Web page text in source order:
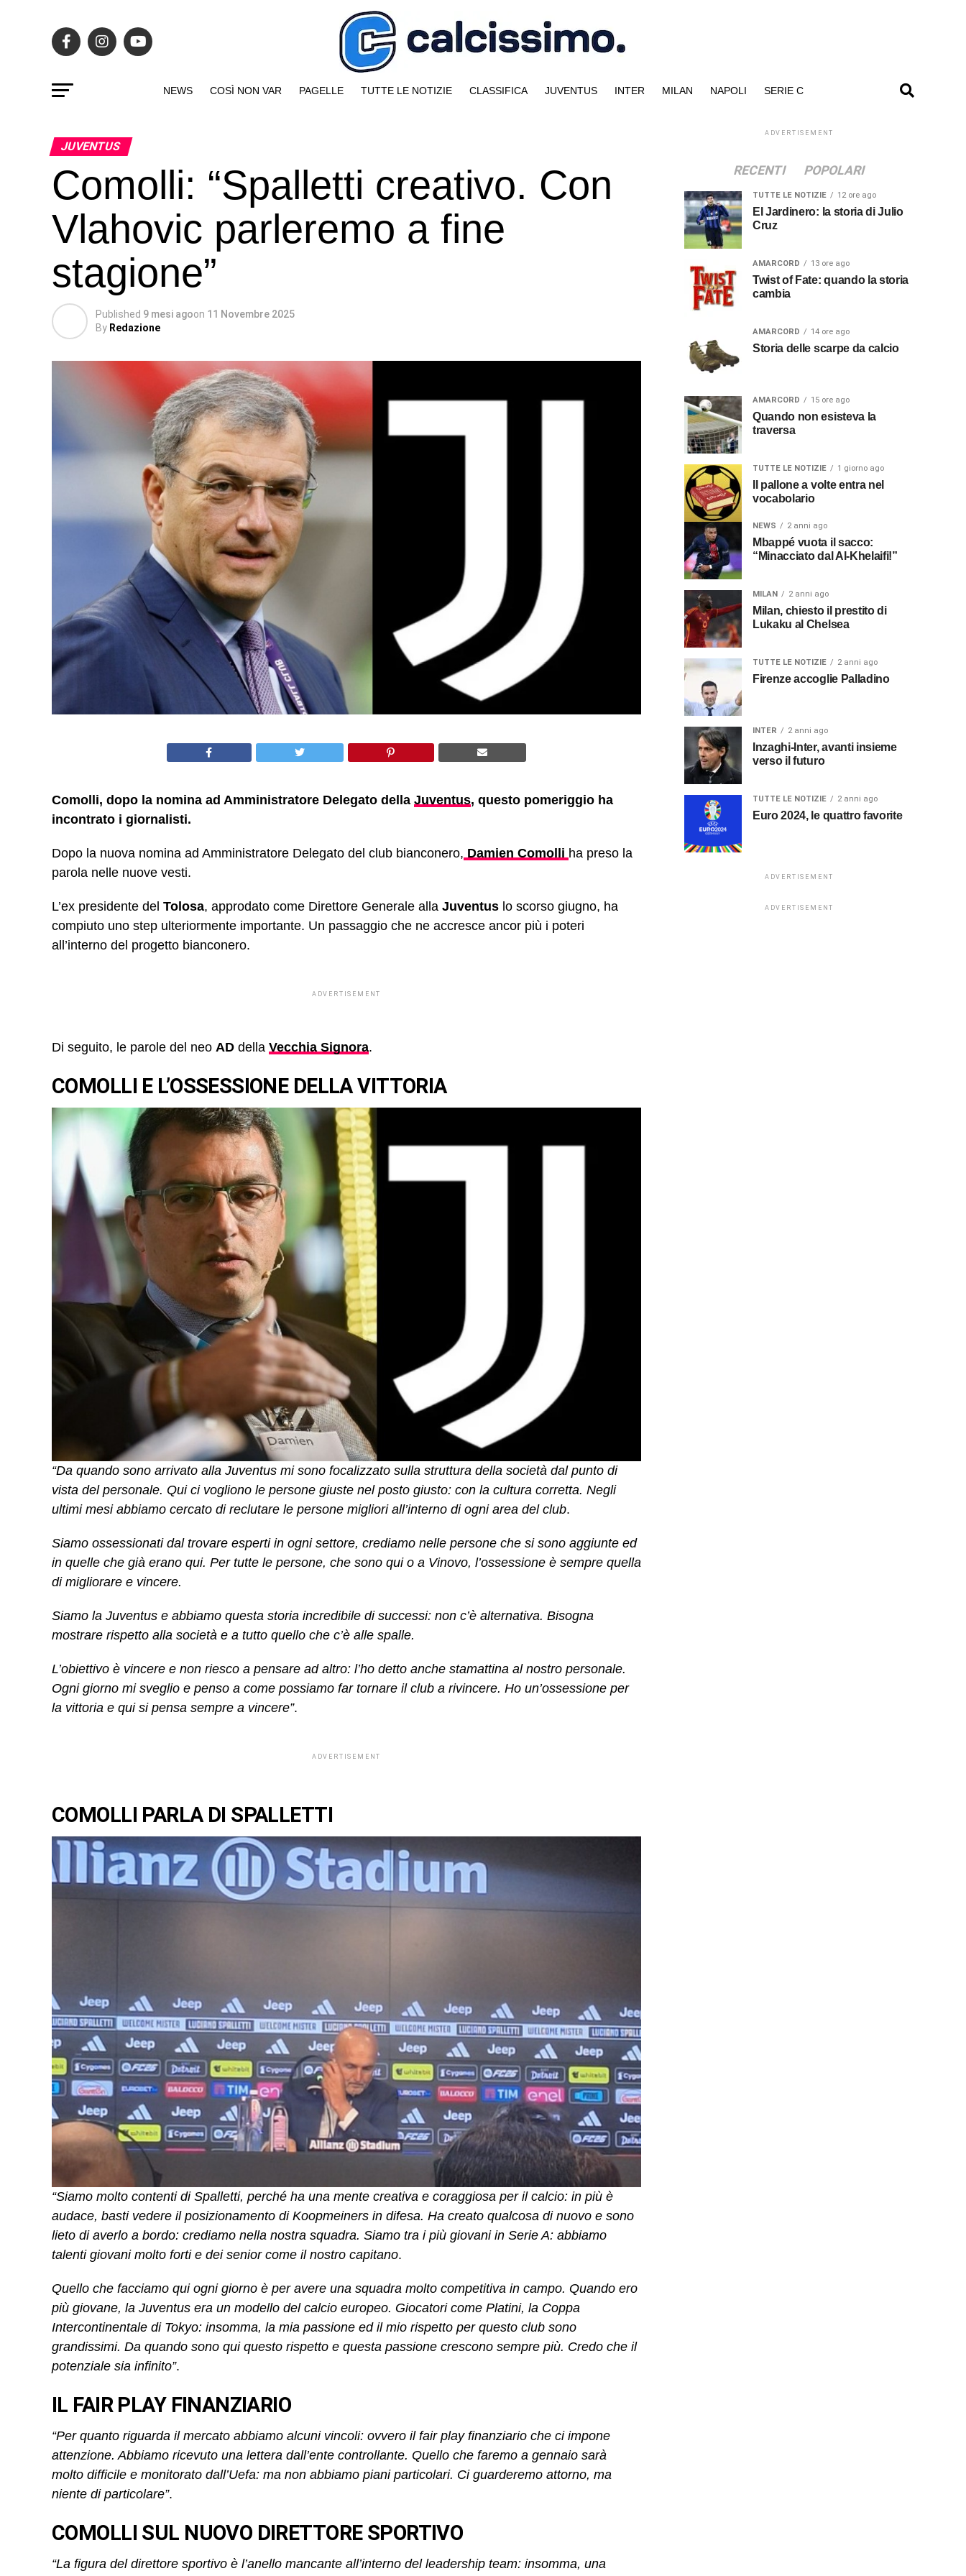
NEWS COSÌ NON VAR PAGELLE TUTTE LE NOTIZIE CLASSIFICA JUVENTUS INTER MILAN NAPOLI SERIE C
JUVENTUS
Comolli: “Spalletti creativo. Con
Vlahovic parleremo a fine
stagione”
Published 9 mesi agoon 11 Novembre 2025
By Redazione
Comolli, dopo la nomina ad Amministratore Delegato della Juventus, questo pomeriggio ha
incontrato i giornalisti.
Dopo la nuova nomina ad Amministratore Delegato del club bianconero, Damien Comolli ha preso la
parola nelle nuove vesti.
L’ex presidente del Tolosa, approdato come Direttore Generale alla Juventus lo scorso giugno, ha
compiuto uno step ulteriormente importante. Un passaggio che ne accresce ancor più i poteri
all’interno del progetto bianconero.
ADVERTISEMENT
Di seguito, le parole del neo AD della Vecchia Signora.
COMOLLI E L’OSSESSIONE DELLA VITTORIA
“Da quando sono arrivato alla Juventus mi sono focalizzato sulla struttura della società dal punto di
vista del personale. Qui ci vogliono le persone giuste nel posto giusto: con la cultura corretta. Negli
ultimi mesi abbiamo cercato di reclutare le persone migliori all’interno di ogni area del club.
Siamo ossessionati dal trovare esperti in ogni settore, crediamo nelle persone che si sono aggiunte ed
in quelle che già erano qui. Per tutte le persone, che sono qui o a Vinovo, l’ossessione è sempre quella
di migliorare e vincere.
Siamo la Juventus e abbiamo questa storia incredibile di successi: non c’è alternativa. Bisogna
mostrare rispetto alla società e a tutto quello che c’è alle spalle.
L’obiettivo è vincere e non riesco a pensare ad altro: l’ho detto anche stamattina al nostro personale.
Ogni giorno mi sveglio e penso a come possiamo far tornare il club a rivincere. Ho un’ossessione per
la vittoria e qui si pensa sempre a vincere”.
ADVERTISEMENT
COMOLLI PARLA DI SPALLETTI
“Siamo molto contenti di Spalletti, perché ha una mente creativa e coraggiosa per il calcio: in più è
audace, basti vedere il posizionamento di Koopmeiners in difesa. Ha creato qualcosa di nuovo e sono
lieto di averlo a bordo: crediamo nella nostra squadra. Siamo tra i più giovani in Serie A: abbiamo
talenti giovani molto forti e dei senior come il nostro capitano.
Quello che facciamo qui ogni giorno è per avere una squadra molto competitiva in campo. Quando ero
più giovane, la Juventus era un modello del calcio europeo. Giocatori come Platini, la Coppa
Intercontinentale di Tokyo: insomma, la mia passione ed il mio rispetto per questo club sono
grandissimi. Da quando sono qui questo rispetto e questa passione crescono sempre più. Credo che il
potenziale sia infinito”.
IL FAIR PLAY FINANZIARIO
“Per quanto riguarda il mercato abbiamo alcuni vincoli: ovvero il fair play finanziario che ci impone
attenzione. Abbiamo ricevuto una lettera dall’ente controllante. Quello che faremo a gennaio sarà
molto difficile e monitorato dall’Uefa: ma non abbiamo piani particolari. Ci guarderemo attorno, ma
niente di particolare”.
COMOLLI SUL NUOVO DIRETTORE SPORTIVO
“La figura del direttore sportivo è l’anello mancante all’interno del leadership team: insomma, una
ADVERTISEMENT
RECENTI POPOLARI
TUTTE LE NOTIZIE 12 ore ago
El Jardinero: la storia di Julio
Cruz
AMARCORD 13 ore ago
Twist of Fate: quando la storia
cambia
AMARCORD 14 ore ago
Storia delle scarpe da calcio
AMARCORD 15 ore ago
Quando non esisteva la
traversa
TUTTE LE NOTIZIE 1 giorno ago
Il pallone a volte entra nel
vocabolario
NEWS 2 anni ago
Mbappé vuota il sacco:
“Minacciato dal Al-Khelaifi!”
MILAN 2 anni ago
Milan, chiesto il prestito di
Lukaku al Chelsea
TUTTE LE NOTIZIE 2 anni ago
Firenze accoglie Palladino
INTER 2 anni ago
Inzaghi-Inter, avanti insieme
verso il futuro
TUTTE LE NOTIZIE 2 anni ago
Euro 2024, le quattro favorite
ADVERTISEMENT
ADVERTISEMENT